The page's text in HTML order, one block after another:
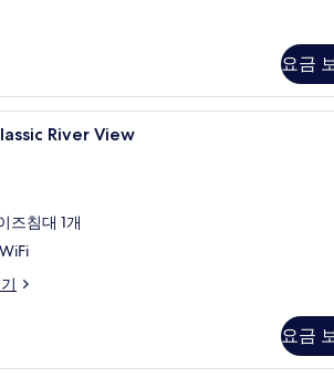
요금
오리/거위털 이불, 미니바, 객
River View
즈침대 1개
요금